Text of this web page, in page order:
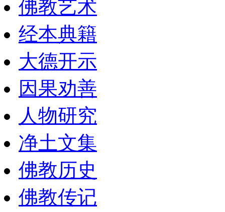
佛教艺术
经本典籍
大德开示
因果劝善
人物研究
净土文集
佛教历史
佛教传记